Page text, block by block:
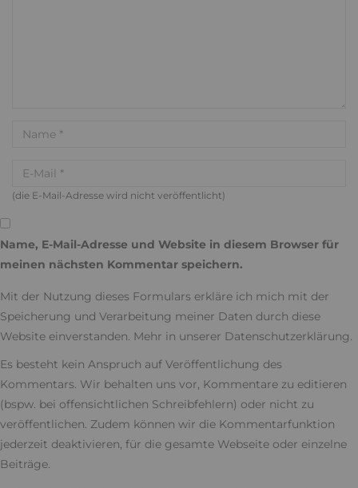
(die E-Mail-Adresse wird nicht veröffentlicht)
Name, E-Mail-Adresse und Website in diesem Browser für
meinen nächsten Kommentar speichern.
Mit der Nutzung dieses Formulars erkläre ich mich mit der
Speicherung und Verarbeitung meiner Daten durch diese
Website einverstanden. Mehr in unserer Datenschutzerklärung.
Es besteht kein Anspruch auf Veröffentlichung des
Kommentars. Wir behalten uns vor, Kommentare zu editieren
(bspw. bei offensichtlichen Schreibfehlern) oder nicht zu
veröffentlichen. Zudem können wir die Kommentarfunktion
jederzeit deaktivieren, für die gesamte Webseite oder einzelne
Beiträge.